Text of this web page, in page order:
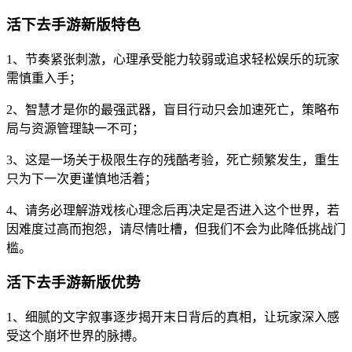
活下去手游新版特色
1、节奏紧张刺激，心理承受能力较弱或追求轻松娱乐的玩家
需慎重入手；
2、智慧才是你的最强武器，盲目行动只会加速死亡，策略布
局与资源管理缺一不可；
3、这是一场关于极限生存的残酷考验，死亡频繁发生，重生
只为下一次更谨慎地活着；
4、请务必理解游戏核心理念后再决定是否进入这个世界，若
因难度过高而抱怨，请尽情吐槽，但我们不会为此降低挑战门
槛。
活下去手游新版优势
1、细腻的文字叙事逐步揭开末日背后的真相，让玩家深入感
受这个崩坏世界的脉搏。